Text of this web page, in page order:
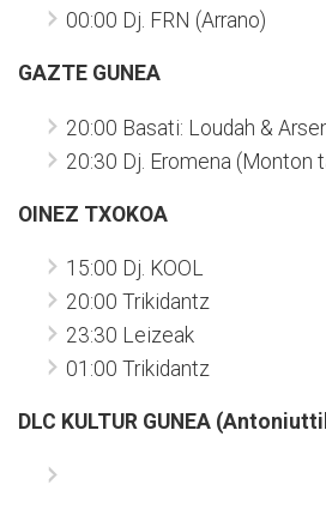
00:00 Dj. FRN (Arrano)
GAZTE GUNEA
20:00 Basati: Loudah &
20:30 Dj. Eromena (Monton
OINEZ TXOKOA
15:00 Dj. KOOL
20:00 Trikidantz
23:30 Leizeak
01:00 Trikidantz
DLC KULTUR GUNEA